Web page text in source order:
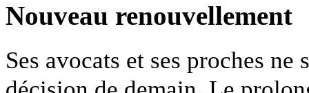
Nouveau renouvellement
Ses avocats et ses proches